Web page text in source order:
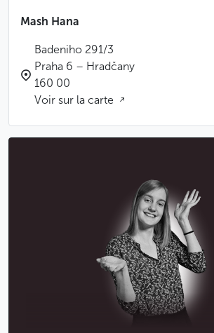
Mash Hana
Badeniho 291/3
Praha 6 – Hradčany
160 00
Voir sur la carte